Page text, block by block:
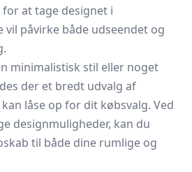
at tage designet i
påvirke både udseendet og
minimalistisk stil eller noget
der et bredt udvalg af
låse op for dit købsvalg. Ved
designmuligheder, kan du
til både dine rumlige og